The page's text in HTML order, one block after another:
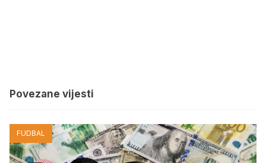
Povezane vijesti
FUDBAL